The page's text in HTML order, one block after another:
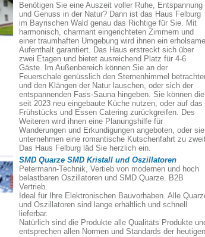
Benötigen Sie eine Auszeit voller Ruhe, Entspannung
und Genuss in der Natur? Dann ist das Haus Felburg
im Bayrischen Wald genau das Richtige für Sie. Mit
harmonisch, charmant eingerichteten Zimmern und
einer traumhaften Umgebung wird ihnen ein
Aufenthalt garantiert. Das Haus erstreckt sich über
zwei Etagen und bietet ausreichend Platz für 4-6
Gäste. Im Außenbereich können Sie an der
Feuerschale genüsslich den Sternenhimmel
und den Klängen der Natur lauschen, oder sich der
entspannenden Fass-Sauna hingeben. Sie können die
seit 2023 neu eingebaute Küche nutzen, oder auf das
Frühstücks und Essen Catering zurückgreifen. Des
Weiteren wird ihnen eine Planungshilfe für
Wanderungen und Erkundigungen angeboten, oder sie
unternehmen eine romantische Kutschenfahrt zu
Das Haus Felburg läd Sie herzlich ein.
SMD Quarze SMD Kristall und Oszillatoren
Petermann-Technik, Vertieb von modernen und hoch
belastbaren Oszillatoren und SMD Quarze. B2B
Vertrieb.
Ideal für Ihre Elektronischen Bauvorhaben. Alle
und Oszillatoren sind lange erhältlich und schnell
lieferbar.
Natürlich sind die Produkte alle Qualitäts Produkte
entsprechen allen Normen und Standards der heutigen